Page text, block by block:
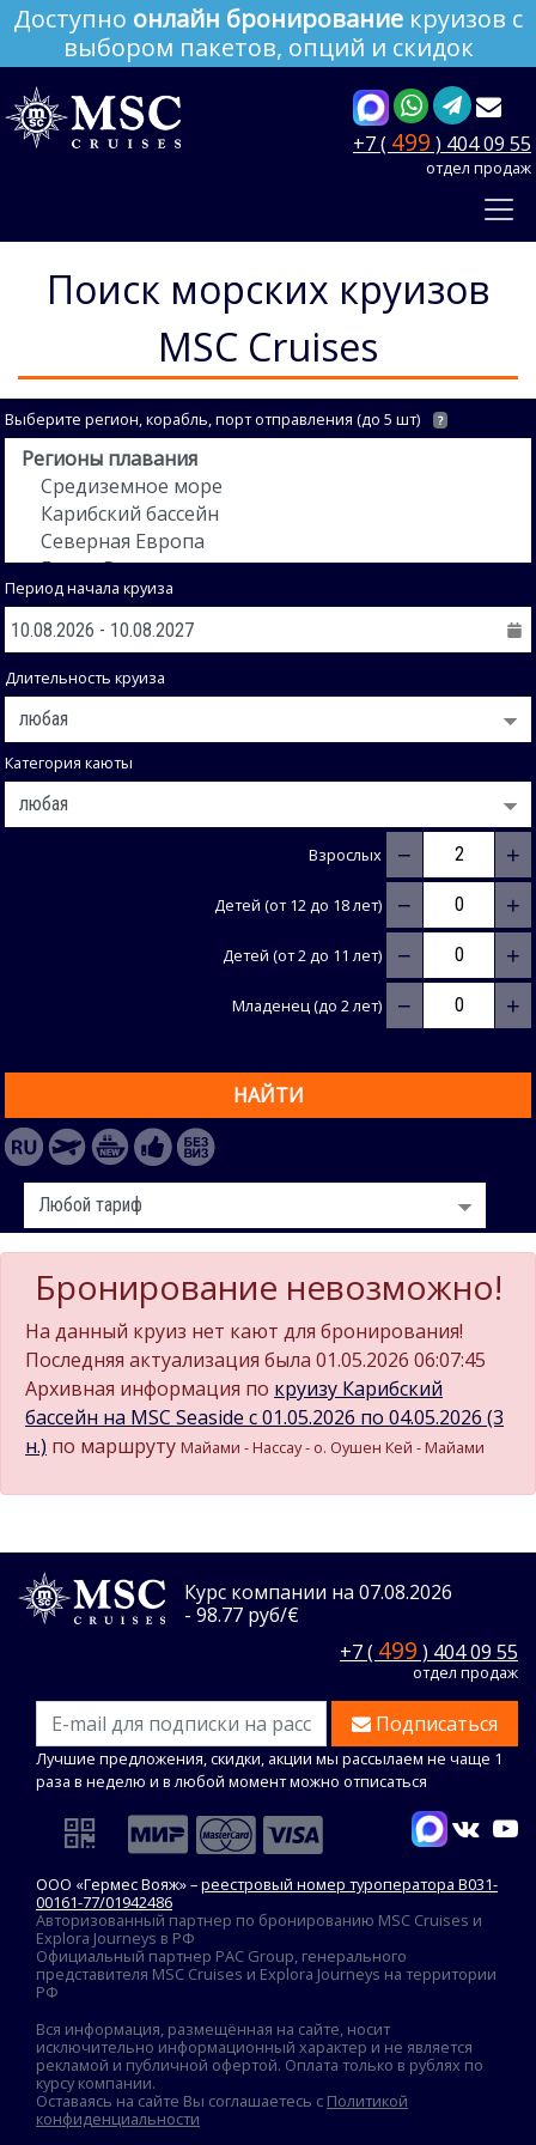
Доступно онлайн бронирование круизов с
выбором пакетов, опций и скидок
+7 ( 499 ) 404 09 55
отдел продаж
Поиск морских круизов
MSC Cruises
Выберите регион, корабль, порт отправления (до 5 шт) ?
Период начала круиза
Длительность круиза
Категория каюты
Взрослых − +
Детей (от 12 до 18 лет) − +
Детей (от 2 до 11 лет) − +
Младенец (до 2 лет) − +
НАЙТИ
Бронирование невозможно!
На данный круиз нет кают для бронирования!
Последняя актуализация была 01.05.2026 06:07:45
Архивная информация по круизу Карибский
бассейн на MSC Seaside c 01.05.2026 по 04.05.2026 (3
н.) по маршруту Майами - Нассау - о. Оушен Кей - Майами
Курс компании на 07.08.2026
- 98.77 руб/€
+7 ( 499 ) 404 09 55
отдел продаж
Подписаться
Лучшие предложения, скидки, акции мы рассылаем не чаще 1
раза в неделю и в любой момент можно отписаться
ООО «Гермес Вояж» –реестровый номер туроператора В031-
00161-77/01942486
Авторизованный партнер по бронированию MSC Cruises и
Explora Journeys в РФ
Официальный партнер PAC Group, генерального
представителя MSC Cruises и Explora Journeys на территории
РФ
Вся информация, размещённая на сайте, носит
исключительно информационный характер и не является
рекламой и публичной офертой. Оплата только в рублях по
курсу компании.
Оставаясь на сайте Вы соглашаетесь с Политикой
конфиденциальности